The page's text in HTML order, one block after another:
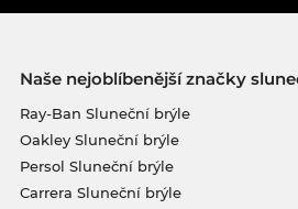
Naše nejoblíbenější značky
Ray-Ban Sluneční brýle
Oakley Sluneční brýle
Persol Sluneční brýle
Carrera Sluneční brýle